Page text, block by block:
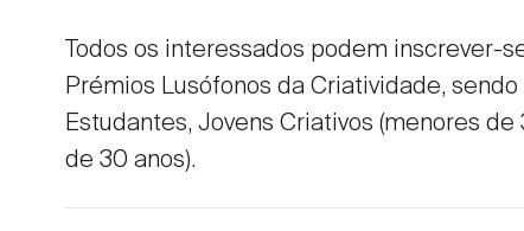
Todos os interessados podem inscrever-
Prémios Lusófonos da Criatividade,
Estudantes, Jovens Criativos (menores
de 30 anos).